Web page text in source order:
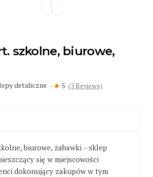
szkolne, biurowe,
detaliczne 5 (3 Reviews)
biurowe, zabawki – sklep
się w miejscowości
dokonujący zakupów w tym